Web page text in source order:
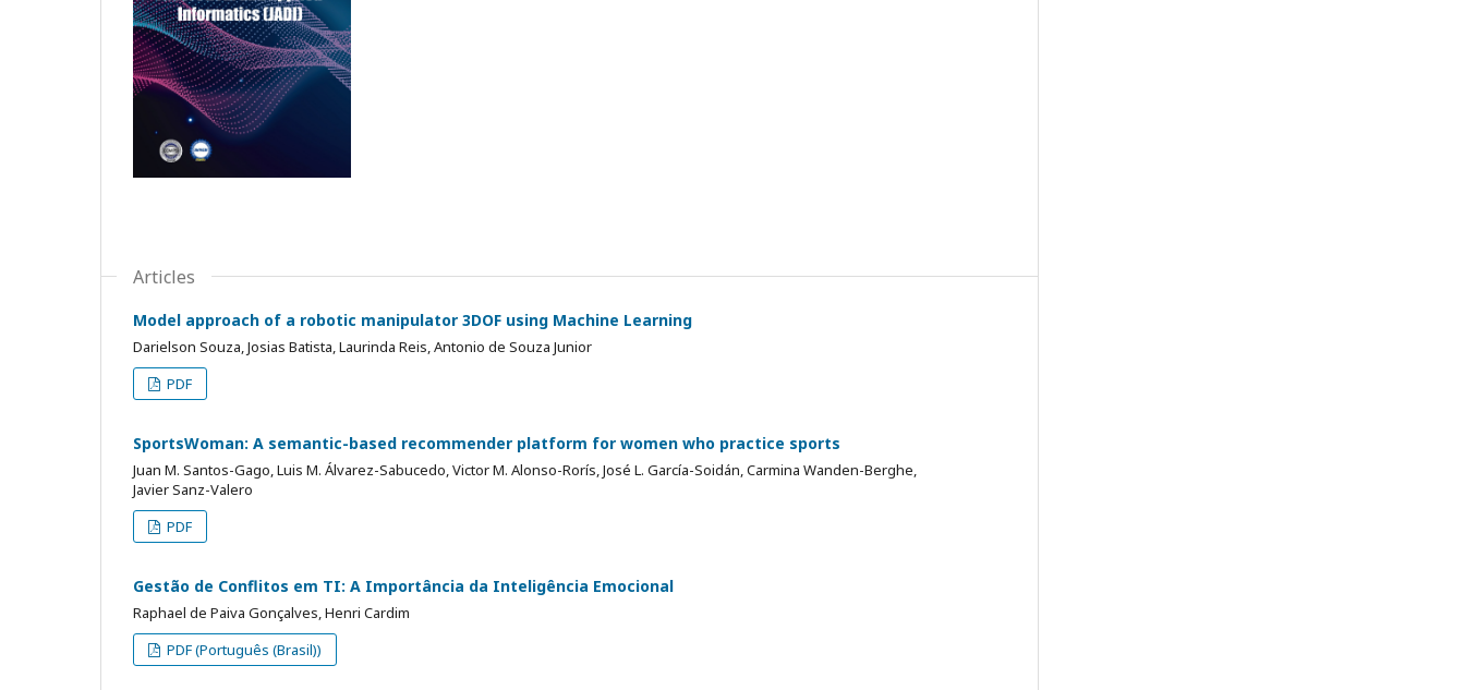
Articles
Model approach of a robotic manipulator 3DOF using Machine Learning
Darielson Souza, Josias Batista, Laurinda Reis, Antonio de Souza Junior
PDF
SportsWoman: A semantic-based recommender platform for women who practice sports
Juan M. Santos-Gago, Luis M. Álvarez-Sabucedo, Victor M. Alonso-Rorís, José L. García-Soidán, Carmina Wanden-Berghe,
Javier Sanz-Valero
PDF
Gestão de Conflitos em TI: A Importância da Inteligência Emocional
Raphael de Paiva Gonçalves, Henri Cardim
PDF (Português (Brasil))